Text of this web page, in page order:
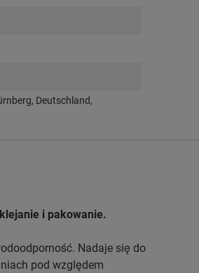
Deutschland,
i pakowanie.
Nadaje się do
pod względem